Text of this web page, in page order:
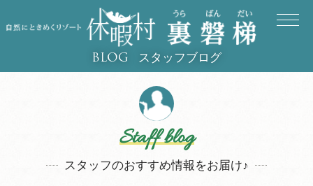
BLOG スタッフブログ
Staff blog
スタッフのおすすめ情報をお届け♪